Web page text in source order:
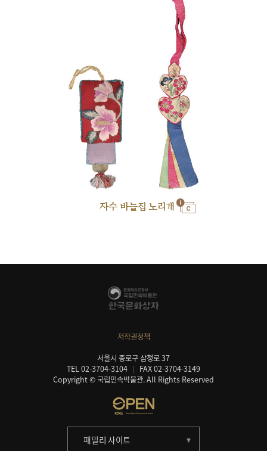
자수 바늘집 노리개
저작권정책
서울시 종로구 삼청로 37
TEL 02-3704-3104
FAX 02-3704-3149
Copyright © 국립민속박물관. All Rights Reserved
패밀리 사이트